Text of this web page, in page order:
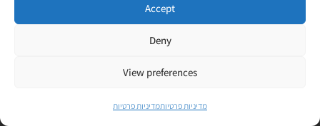
Accept
Deny
View preferences
מדיניות פרטיותמדיניות פרטיות